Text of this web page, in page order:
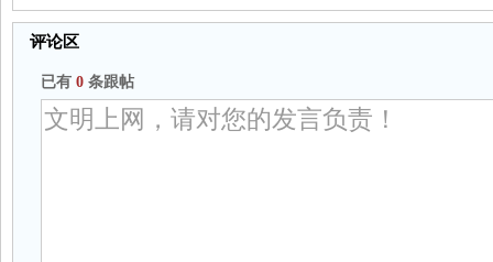
评论区
已有 0 条跟帖